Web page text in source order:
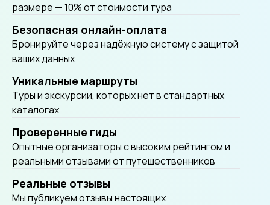
размере — 10% от стоимости тура
Безопасная онлайн-оплата
Бронируйте через надёжную систему с защитой
ваших данных
Уникальные маршруты
Tуры и экскурсии, которых нет в стандартных
каталогах
Проверенные гиды
Опытные организаторы с высоким рейтингом и
реальными отзывами от путешественников
Реальные отзывы
Мы публикуем отзывы настоящих